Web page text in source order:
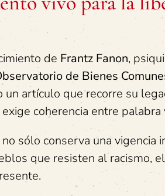
de Frantz Fanon,
de Bienes
un artículo que recorre su
coherencia entre palabra
sólo conserva una vigencia
que resisten al racismo,